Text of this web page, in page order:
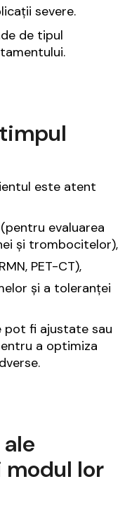
severe.
de tipul
este atent
evaluarea
și trombocitelor),
PET-CT),
și a toleranței
pot fi ajustate sau
a optimiza
lor